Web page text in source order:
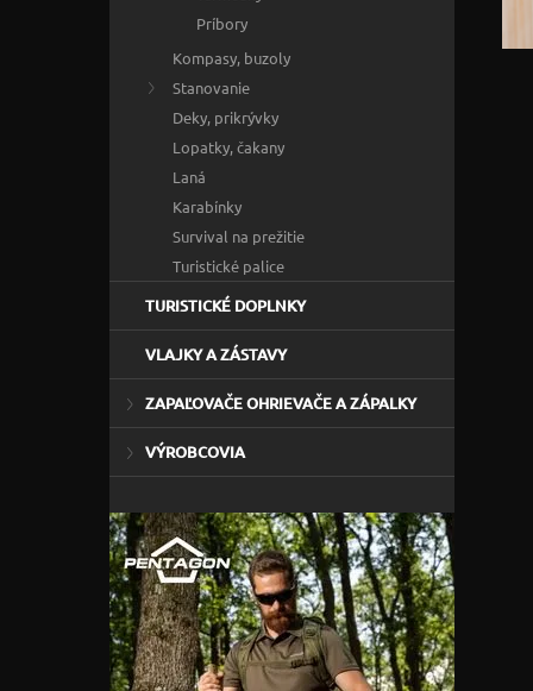
Príbory
Kompasy, buzoly
Stanovanie
Deky, prikrývky
Lopatky, čakany
Laná
Karabínky
Survival na prežitie
Turistické palice
TURISTICKÉ DOPLNKY
VLAJKY A ZÁSTAVY
ZAPAĽOVAČE OHRIEVAČE A ZÁPALKY
VÝROBCOVIA